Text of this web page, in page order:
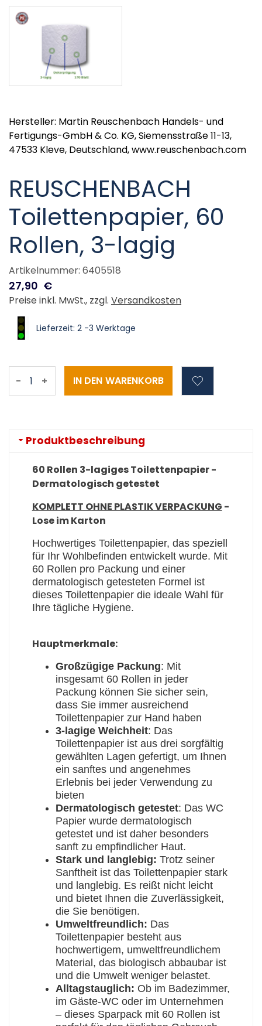
Hersteller: Martin Reuschenbach Handels- und
Fertigungs-GmbH & Co. KG, Siemensstraße 11-13,
47533 Kleve, Deutschland, www.reuschenbach.com
REUSCHENBACH
Toilettenpapier, 60
Rollen, 3-lagig
Artikelnummer: 6405518
27,90 €
Preise inkl. MwSt., zzgl. Versandkosten
Lieferzeit: 2 -3 Werktage
- +
Produktbeschreibung
60 Rollen 3-lagiges Toilettenpapier -
Dermatologisch getestet
KOMPLETT OHNE PLASTIK VERPACKUNG -
Lose im Karton
Hochwertiges Toilettenpapier, das speziell
für Ihr Wohlbefinden entwickelt wurde. Mit
60 Rollen pro Packung und einer
dermatologisch getesteten Formel ist
dieses Toilettenpapier die ideale Wahl für
Ihre tägliche Hygiene.
Hauptmerkmale:
Großzügige Packung: Mit
insgesamt 60 Rollen in jeder
Packung können Sie sicher sein,
dass Sie immer ausreichend
Toilettenpapier zur Hand haben
3-lagige Weichheit: Das
Toilettenpapier ist aus drei sorgfältig
gewählten Lagen gefertigt, um Ihnen
ein sanftes und angenehmes
Erlebnis bei jeder Verwendung zu
bieten
Dermatologisch getestet: Das WC
Papier wurde dermatologisch
getestet und ist daher besonders
sanft zu empfindlicher Haut.
Stark und langlebig: Trotz seiner
Sanftheit ist das Toilettenpapier stark
und langlebig. Es reißt nicht leicht
und bietet Ihnen die Zuverlässigkeit,
die Sie benötigen.
Umweltfreundlich: Das
Toilettenpapier besteht aus
hochwertigem, umweltfreundlichem
Material, das biologisch abbaubar ist
und die Umwelt weniger belastet.
Alltagstauglich: Ob im Badezimmer,
im Gäste-WC oder im Unternehmen
– dieses Sparpack mit 60 Rollen ist